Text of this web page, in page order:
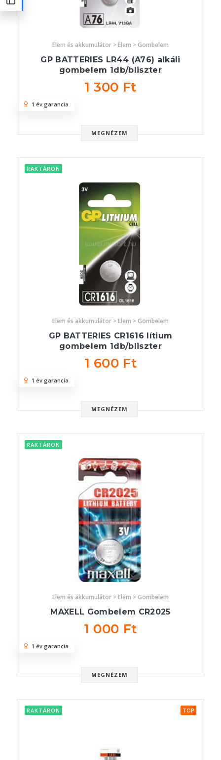
Elem és akkumulátor > Elem > Gombelem
GP BATTERIES LR44 (A76) alkáli
gombelem 1db/bliszter
1 300 Ft
MEGNÉZEM
1 év garancia
RAKTÁRON
Elem és akkumulátor > Elem > Gombelem
GP BATTERIES CR1616 lítium
gombelem 1db/bliszter
1 600 Ft
MEGNÉZEM
1 év garancia
RAKTÁRON
Elem és akkumulátor > Elem > Gombelem
MAXELL Gombelem CR2025
1 000 Ft
MEGNÉZEM
1 év garancia
RAKTÁRON TOP